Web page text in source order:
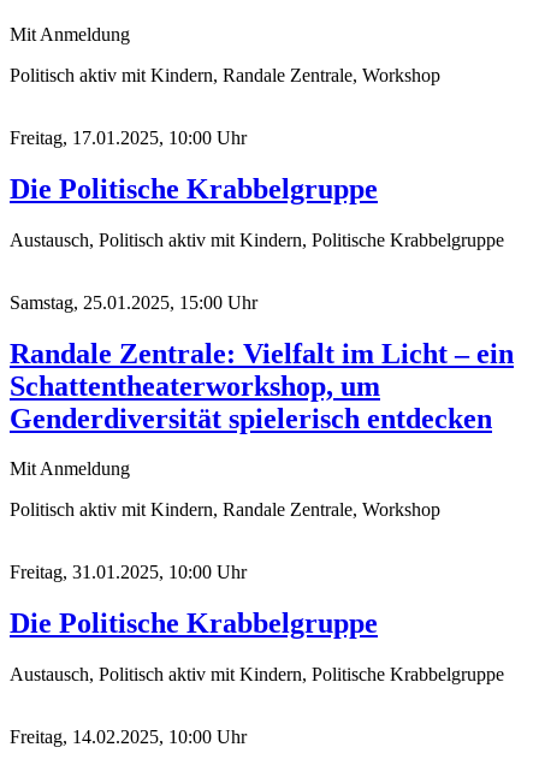
Mit Anmeldung
Politisch aktiv mit Kindern, Randale Zentrale, Workshop
Freitag, 17.01.2025, 10:00 Uhr
Die Politische Krabbelgruppe
Austausch, Politisch aktiv mit Kindern, Politische Krabbelgruppe
Samstag, 25.01.2025, 15:00 Uhr
Randale Zentrale: Vielfalt im Licht – ein
Schattentheaterworkshop, um
Genderdiversität spielerisch entdecken
Mit Anmeldung
Politisch aktiv mit Kindern, Randale Zentrale, Workshop
Freitag, 31.01.2025, 10:00 Uhr
Die Politische Krabbelgruppe
Austausch, Politisch aktiv mit Kindern, Politische Krabbelgruppe
Freitag, 14.02.2025, 10:00 Uhr